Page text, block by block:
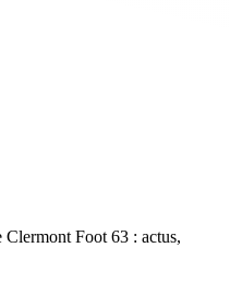
Foot 63 : actus,